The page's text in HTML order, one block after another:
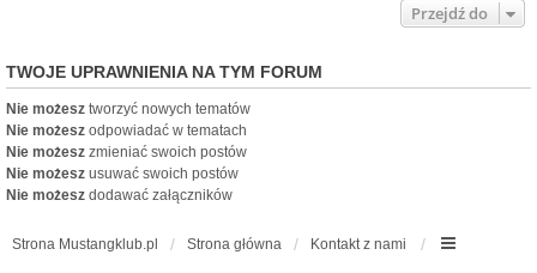
Przejdź do
TWOJE UPRAWNIENIA NA TYM FORUM
Nie możesz tworzyć nowych tematów
Nie możesz odpowiadać w tematach
Nie możesz zmieniać swoich postów
Nie możesz usuwać swoich postów
Nie możesz dodawać załączników
Strona Mustangklub.pl Strona główna Kontakt z nami